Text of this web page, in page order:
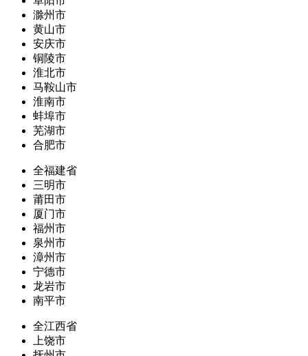
滁州市
黄山市
安庆市
铜陵市
淮北市
马鞍山市
淮南市
蚌埠市
芜湖市
合肥市
全福建省
三明市
莆田市
厦门市
福州市
泉州市
漳州市
宁德市
龙岩市
南平市
全江西省
上饶市